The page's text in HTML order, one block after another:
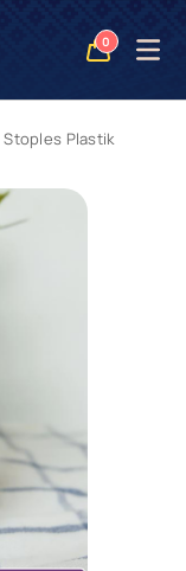
0
Open
Stoples Plastik